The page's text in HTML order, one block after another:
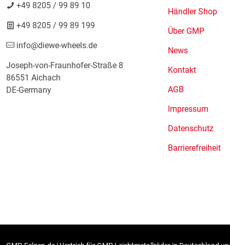
+49 8205 / 99 89 10
+49 8205 / 99 89 199
info@diewe-wheels.de
Joseph-von-Fraunhofer-Straße 8
86551 Aichach
DE-Germany
Händler Shop
Über GMP
News
Kontakt
AGB
Impressum
Datenschutz
Barrierefreiheit